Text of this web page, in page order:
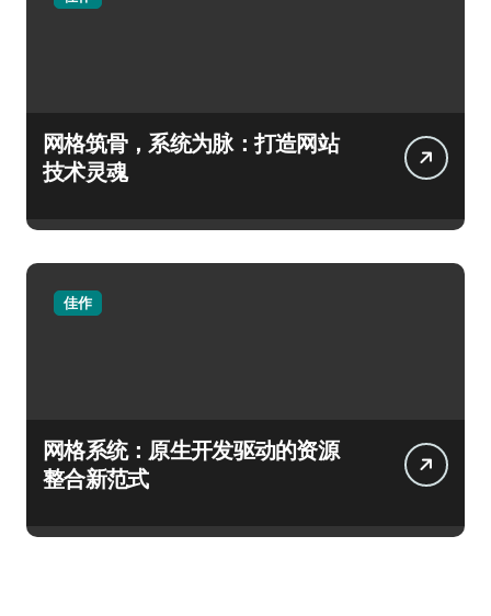
网格筑骨，系统为脉：打造网站
技术灵魂
佳作
网格系统：原生开发驱动的资源
整合新范式